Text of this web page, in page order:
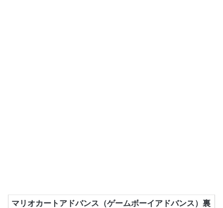
マリオカートアドバンス（ゲームボーイアドバンス）裏